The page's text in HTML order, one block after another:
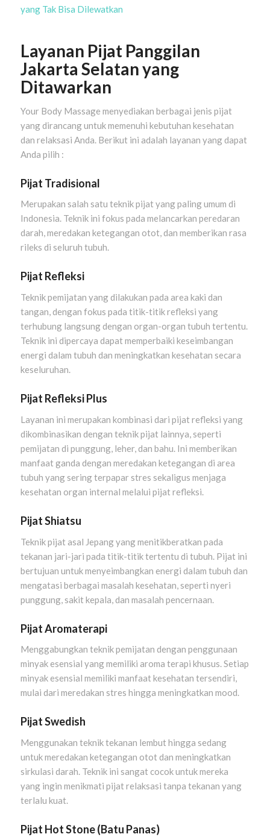
yang Tak Bisa Dilewatkan
Layanan Pijat Panggilan
Jakarta Selatan yang
Ditawarkan
Your Body Massage menyediakan berbagai jenis pijat
yang dirancang untuk memenuhi kebutuhan kesehatan
dan relaksasi Anda. Berikut ini adalah layanan yang dapat
Anda pilih :
Pijat Tradisional
Merupakan salah satu teknik pijat yang paling umum di
Indonesia. Teknik ini fokus pada melancarkan peredaran
darah, meredakan ketegangan otot, dan memberikan rasa
rileks di seluruh tubuh.
Pijat Refleksi
Teknik pemijatan yang dilakukan pada area kaki dan
tangan, dengan fokus pada titik-titik refleksi yang
terhubung langsung dengan organ-organ tubuh tertentu.
Teknik ini dipercaya dapat memperbaiki keseimbangan
energi dalam tubuh dan meningkatkan kesehatan secara
keseluruhan.
Pijat Refleksi Plus
Layanan ini merupakan kombinasi dari pijat refleksi yang
dikombinasikan dengan teknik pijat lainnya, seperti
pemijatan di punggung, leher, dan bahu. Ini memberikan
manfaat ganda dengan meredakan ketegangan di area
tubuh yang sering terpapar stres sekaligus menjaga
kesehatan organ internal melalui pijat refleksi.
Pijat Shiatsu
Teknik pijat asal Jepang yang menitikberatkan pada
tekanan jari-jari pada titik-titik tertentu di tubuh. Pijat ini
bertujuan untuk menyeimbangkan energi dalam tubuh dan
mengatasi berbagai masalah kesehatan, seperti nyeri
punggung, sakit kepala, dan masalah pencernaan.
Pijat Aromaterapi
Menggabungkan teknik pemijatan dengan penggunaan
minyak esensial yang memiliki aroma terapi khusus. Setiap
minyak esensial memiliki manfaat kesehatan tersendiri,
mulai dari meredakan stres hingga meningkatkan mood.
Pijat Swedish
Menggunakan teknik tekanan lembut hingga sedang
untuk meredakan ketegangan otot dan meningkatkan
sirkulasi darah. Teknik ini sangat cocok untuk mereka
yang ingin menikmati pijat relaksasi tanpa tekanan yang
terlalu kuat.
Pijat Hot Stone (Batu Panas)